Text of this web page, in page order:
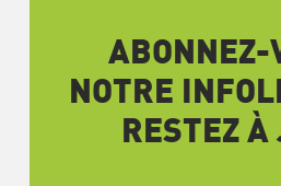
ABONNEZ-
NOTRE
RESTEZ À